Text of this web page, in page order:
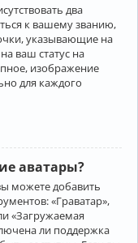
два
к вашему званию,
указывающие на
ваш статус на
изображение
для каждого
аватары?
можете добавить
«Граватар»,
«Загружаемая
ли поддержка